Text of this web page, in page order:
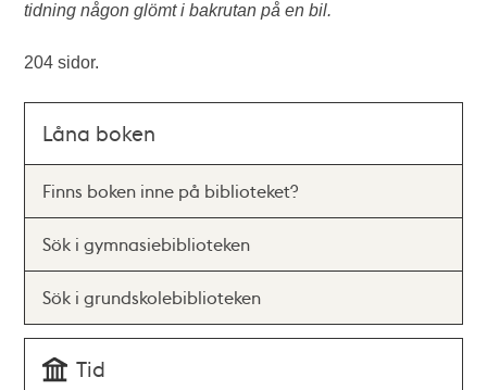
tidning någon glömt i bakrutan på en bil.
204 sidor.
Låna boken
Finns boken inne på biblioteket?
Sök i gymnasiebiblioteken
Sök i grundskolebiblioteken
Tid